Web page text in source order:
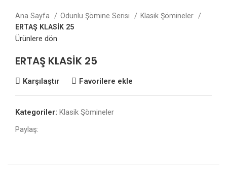
Ana Sayfa Odunlu Şömine Serisi
Klasik Şömineler
ERTAŞ KLASİK 25
Ürünlere dön
ERTAŞ KLASİK 25
Karşılaştır Favorilere ekle
Kategoriler: Klasik Şömineler
Paylaş: